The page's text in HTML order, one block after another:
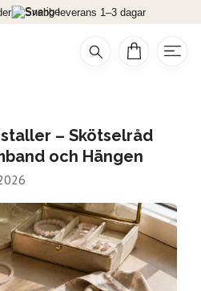
Snabb leverans 1–3 dagar
– Skötselråd
och Hängen